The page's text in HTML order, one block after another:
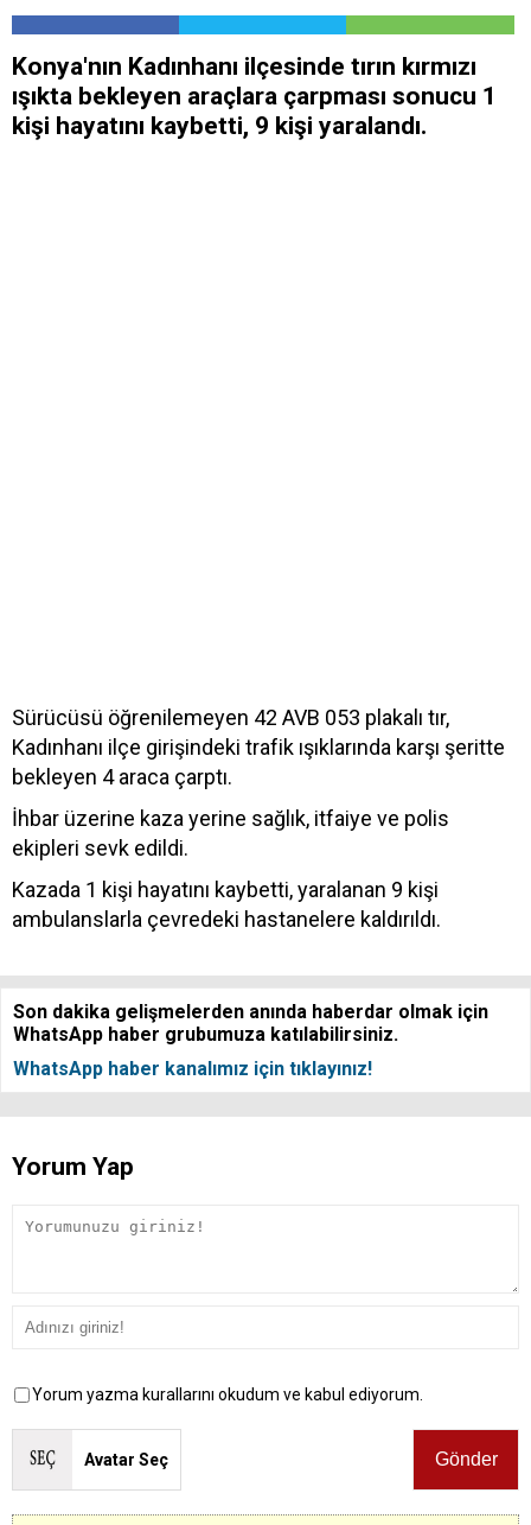
Konya'nın Kadınhanı ilçesinde tırın kırmızı
ışıkta bekleyen araçlara çarpması sonucu 1
kişi hayatını kaybetti, 9 kişi yaralandı.
Sürücüsü öğrenilemeyen 42 AVB 053 plakalı tır,
Kadınhanı ilçe girişindeki trafik ışıklarında karşı şeritte
bekleyen 4 araca çarptı.
İhbar üzerine kaza yerine sağlık, itfaiye ve polis
ekipleri sevk edildi.
Kazada 1 kişi hayatını kaybetti, yaralanan 9 kişi
ambulanslarla çevredeki hastanelere kaldırıldı.
Son dakika gelişmelerden anında haberdar olmak için
WhatsApp haber grubumuza katılabilirsiniz.
WhatsApp haber kanalımız için tıklayınız!
Yorum Yap
Yorum yazma kurallarını okudum ve kabul ediyorum.
Avatar Seç